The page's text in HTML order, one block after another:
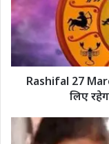
का
दिन
के
जातकों
लकी,
Rashifal 27
लिए